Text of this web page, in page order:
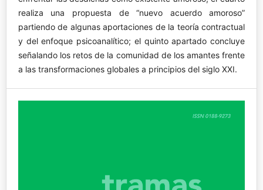
realiza una propuesta de “nuevo acuerdo amoroso”
partiendo de algunas aportaciones de la teoría contractual
y del enfoque psicoanalítico; el quinto apartado concluye
señalando los retos de la comunidad de los amantes frente
a las transformaciones globales a principios del siglo XXI.